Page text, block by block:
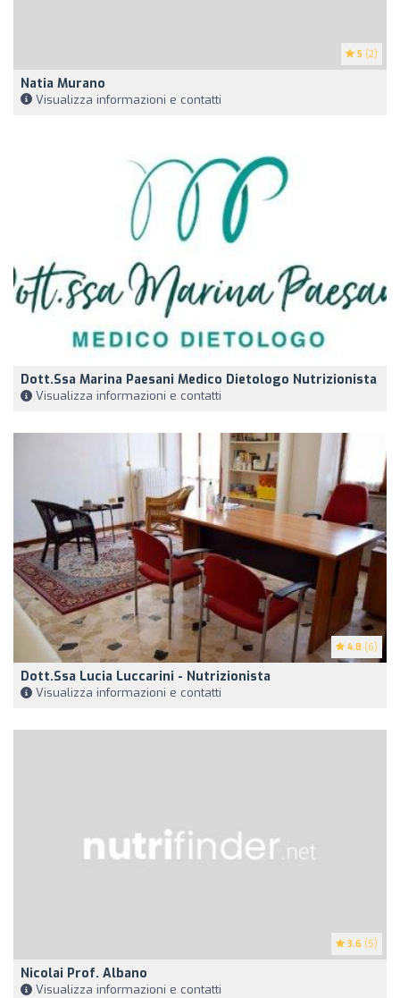
5 (2)
Natia Murano
Visualizza informazioni e contatti
Dott.ssa Marina Paesani Medico Dietologo Nutrizionista
Visualizza informazioni e contatti
4.8 (6)
Dott.ssa Lucia Luccarini - Nutrizionista
Visualizza informazioni e contatti
3.6 (5)
Nicolai Prof. Albano
Visualizza informazioni e contatti